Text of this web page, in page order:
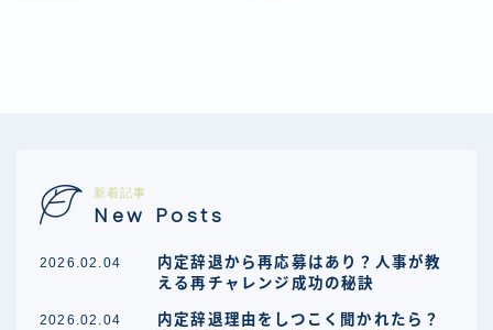
新着記事
New Posts
内定辞退から再応募はあり？人事が教
える再チャレンジ成功の秘訣
2026.02.04
内定辞退理由をしつこく聞かれたら？
2026.02.04